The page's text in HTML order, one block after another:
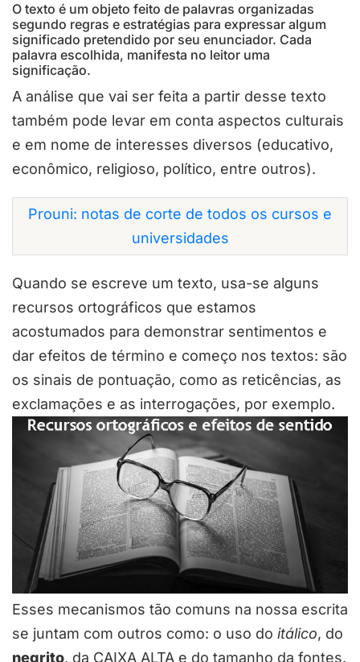
O texto é um objeto feito de palavras organizadas
segundo regras e estratégias para expressar algum
significado pretendido por seu enunciador. Cada
palavra escolhida, manifesta no leitor uma
significação.
A análise que vai ser feita a partir desse texto
também pode levar em conta aspectos culturais
e em nome de interesses diversos (educativo,
econômico, religioso, político, entre outros).
Prouni: notas de corte de todos os cursos e
universidades
Quando se escreve um texto, usa-se alguns
recursos ortográficos que estamos
acostumados para demonstrar sentimentos e
dar efeitos de término e começo nos textos: são
os sinais de pontuação, como as reticências, as
exclamações e as interrogações, por exemplo.
Esses mecanismos tão comuns na nossa escrita
se juntam com outros como: o uso do itálico, do
negrito, da CAIXA ALTA e do tamanho da fontes.